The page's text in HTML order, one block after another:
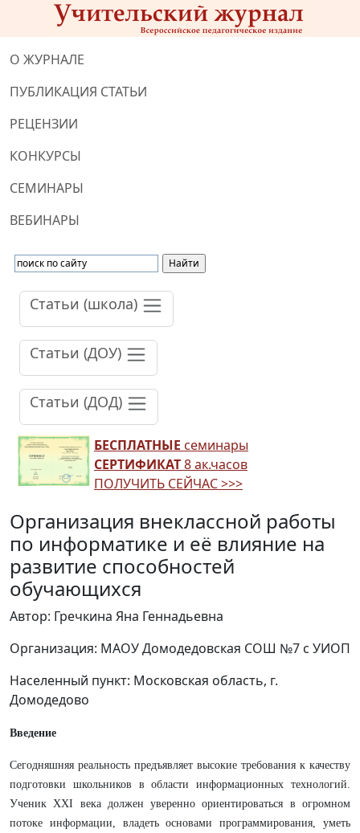
О ЖУРНАЛЕ
ПУБЛИКАЦИЯ СТАТЬИ
РЕЦЕНЗИИ
КОНКУРСЫ
СЕМИНАРЫ
ВЕБИНАРЫ
Статьи (школа)
Статьи (ДОУ)
Статьи (ДОД)
БЕСПЛАТНЫЕ семинары
СЕРТИФИКАТ8 ак.часов
ПОЛУЧИТЬ СЕЙЧАС >>>
Организация внеклассной работы
по информатике и её влияние на
развитие способностей
обучающихся
Автор: Гречкина Яна Геннадьевна
Организация: МАОУ Домодедовская СОШ №7 с УИОП
Населенный пункт: Московская область, г.
Домодедово
Введение
Сегодняшняя реальность предъявляет высокие требования к качеству
подготовки школьников в области информационных технологий.
Ученик XXI века должен уверенно ориентироваться в огромном
потоке информации, владеть основами программирования, уметь